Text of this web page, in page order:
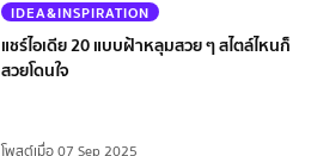
IDEA&INSPIRATION
แชร์ไอเดีย 20 แบบฝ้าหลุมสวย ๆ สไตล์ไหนก็
สวยโดนใจ
โพสต์เมื่อ 07 Sep 2025